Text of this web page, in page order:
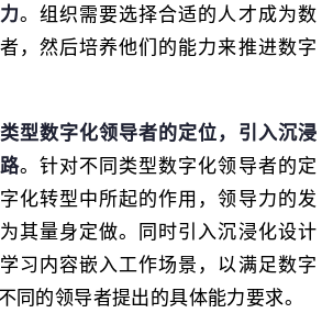
。组织需要选择合适的人才成为数
，然后培养他们的能力来推进数字
型数字化领导者的定位，引入沉浸
。针对不同类型数字化领导者的定
化转型中所起的作用，领导力的发
其量身定做。同时引入沉浸化设计
习内容嵌入工作场景，以满足数字
同的领导者提出的具体能力要求。